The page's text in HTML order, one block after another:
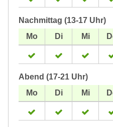
Nachmittag (13-17 Uhr)
Abend (17-21 Uhr)